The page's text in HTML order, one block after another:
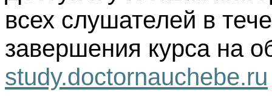
всех слушателей в
завершения курса на
study.doctornauchebe.ru